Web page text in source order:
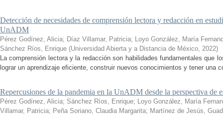
Detección de necesidades de comprensión lectora y redacción en
UnADM
Pérez Godínez, Alicia; Díaz Villamar, Patricia; Loyo González, María
Sánchez Ríos, Enrique (Universidad Abierta y a Distancia de México, 2022)
La comprensión lectora y la redacción son habilidades fundamentales que
lograr un aprendizaje eficiente, construir nuevos conocimientos y tener una
Repercusiones de la pandemia en la UnADM desde la perspectiva de
Pérez Godínez, Alicia; Sánchez Ríos, Enrique; Loyo González, María
Villamar, Patricia; Peña Soriano, Claudia Margarita; Martínez de Jesús,